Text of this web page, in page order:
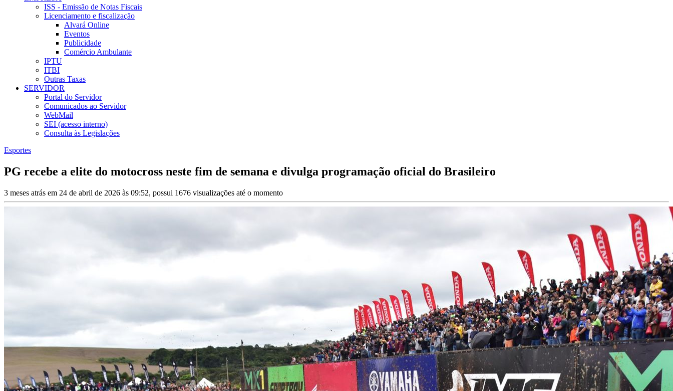
ISS - Emissão de Notas Fiscais
Licenciamento e fiscalização
Alvará Online
Eventos
Publicidade
Comércio Ambulante
IPTU
ITBI
Outras Taxas
SERVIDOR
Portal do Servidor
Comunicados ao Servidor
WebMail
SEI (acesso interno)
Consulta às Legislações
Esportes
PG recebe a elite do motocross neste fim de semana e divulga programação oficial do Brasileiro
3 meses atrás em 24 de abril de 2026 às 09:52, possui 1676 visualizações até o momento